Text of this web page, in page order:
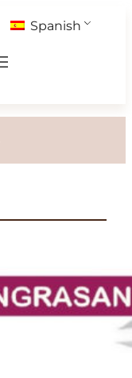
Spanish